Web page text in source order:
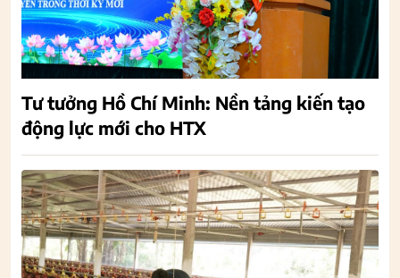
Tư tưởng Hồ Chí Minh: Nền tảng kiến tạo
động lực mới cho HTX